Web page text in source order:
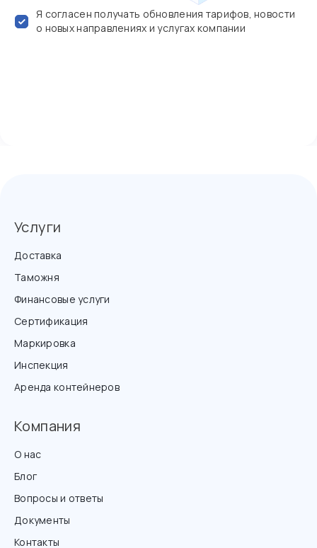
Я согласен получать обновления тарифов, новости
о новых направлениях и услугах компании
Услуги
Доставка
Таможня
Финансовые услуги
Сертификация
Маркировка
Инспекция
Аренда контейнеров
Компания
О нас
Блог
Вопросы и ответы
Документы
Контакты